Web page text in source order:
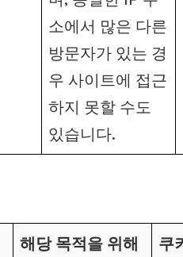
소에서 많은 다른
방문자가 있는 경
우 사이트에 접근
하지 못할 수도
있습니다.
해당 목적을 위해
쿠